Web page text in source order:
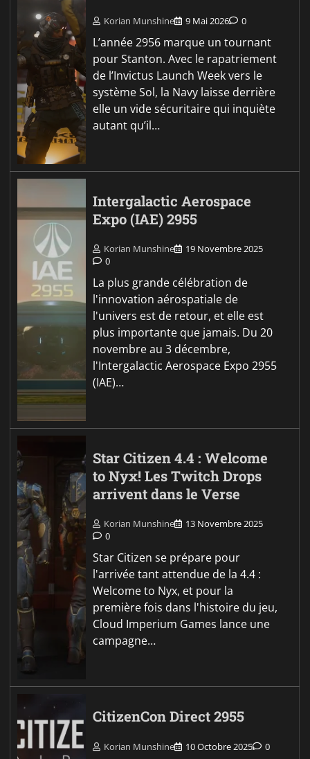
Korian Munshine 9 Mai 2026 0
L’année 2956 marque un tournant
pour Stanton. Avec le rapatriement
de l’Invictus Launch Week vers le
système Sol, la Navy laisse derrière
elle un vide sécuritaire qui inquiète
autant qu’il…
Intergalactic Aerospace
Expo (IAE) 2955
Korian Munshine
19 Novembre 2025
0
La plus grande célébration de
l'innovation aérospatiale de
l'univers est de retour, et elle est
plus importante que jamais. Du 20
novembre au 3 décembre,
l'Intergalactic Aerospace Expo 2955
(IAE)…
Star Citizen 4.4 : Welcome
to Nyx! Les Twitch Drops
arrivent dans le Verse
Korian Munshine
13 Novembre 2025
0
Star Citizen se prépare pour
l'arrivée tant attendue de la 4.4 :
Welcome to Nyx, et pour la
première fois dans l'histoire du jeu,
Cloud Imperium Games lance une
campagne…
CitizenCon Direct 2955
Korian Munshine 10 Octobre 2025 0